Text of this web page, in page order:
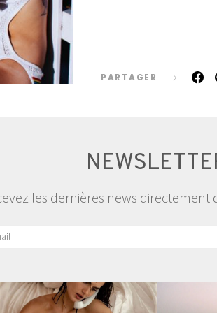
PARTAGER
les dernières news directement